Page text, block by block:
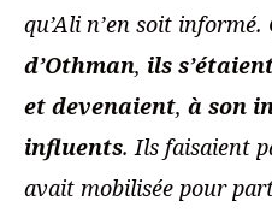
qu’Ali n’en soit informé.
d’Othman, ils
et devenaient, à son
influents. Ils faisaient
avait mobilisée pour